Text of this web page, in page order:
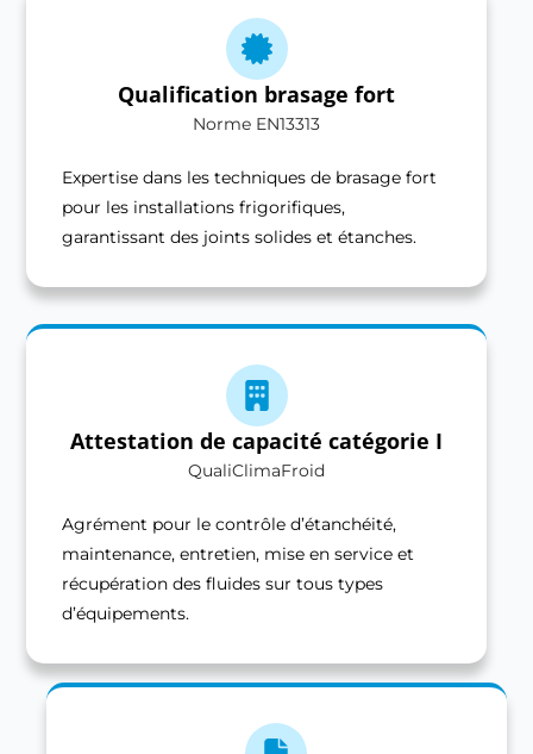
Qualification brasage fort
Norme EN13313
Expertise dans les techniques de brasage fort
pour les installations frigorifiques,
garantissant des joints solides et étanches.
Attestation de capacité catégorie I
QualiClimaFroid
Agrément pour le contrôle d’étanchéité,
maintenance, entretien, mise en service et
récupération des fluides sur tous types
d’équipements.